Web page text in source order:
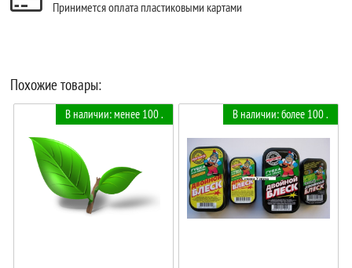
Принимется оплата пластиковыми картами
Похожие товары:
В наличии: менее 100 . В наличии: более 100 .